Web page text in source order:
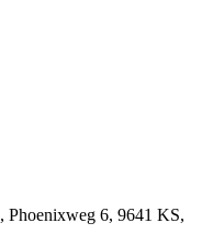
, Phoenixweg 6, 9641 KS,